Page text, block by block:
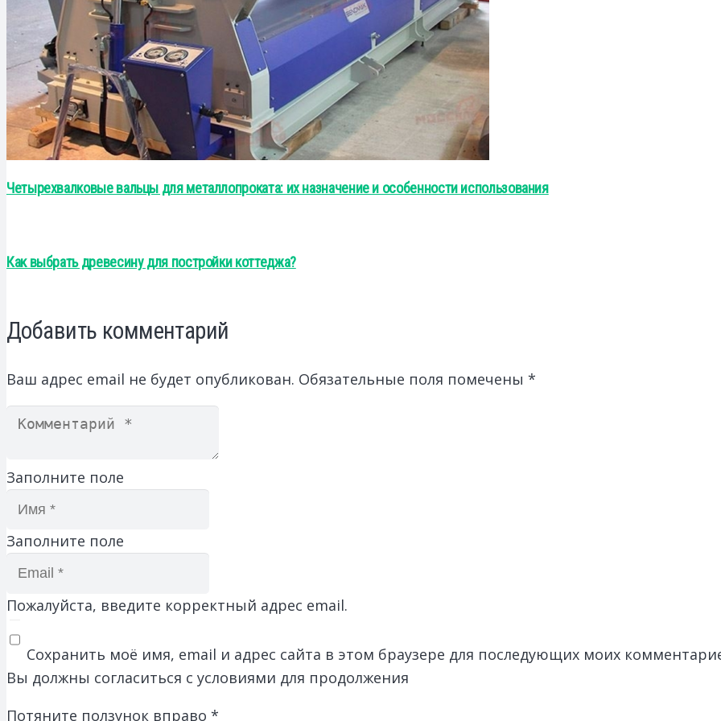
Четырехвалковые вальцы для металлопроката: их назначение и особенности использования
Как выбрать древесину для постройки коттеджа?
Добавить комментарий
Ваш адрес email не будет опубликован. Обязательные поля помечены *
Заполните поле
Заполните поле
Пожалуйста, введите корректный адрес email.
Сохранить моё имя, email и адрес сайта в этом браузере для последующих моих
Вы должны согласиться с условиями для продолжения
Потяните ползунок вправо *